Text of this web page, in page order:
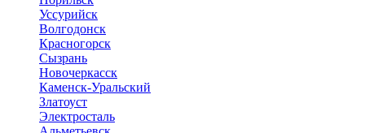
Уссурийск
Волгодонск
Красногорск
Сызрань
Новочеркасск
Каменск-Уральский
Златоуст
Электросталь